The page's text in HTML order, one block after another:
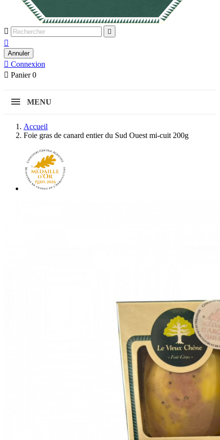
 

Annuler
 Connexion
 Panier 0
MENU
Accueil
Foie gras de canard entier du Sud Ouest mi-cuit 200g